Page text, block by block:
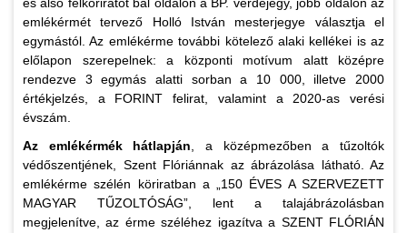
és alsó félköriratot bal oldalon a BP. verdejegy, jobb oldalon az
emlékérmét tervező Holló István mesterjegye választja el
egymástól. Az emlékérme további kötelező alaki kellékei is az
előlapon szerepelnek: a központi motívum alatt középre
rendezve 3 egymás alatti sorban a 10 000, illetve 2000
értékjelzés, a FORINT felirat, valamint a 2020-as verési
évszám.
Az emlékérmék hátlapján, a középmezőben a tűzoltók
védőszentjének, Szent Flóriánnak az ábrázolása látható. Az
emlékérme szélén köriratban a „150 ÉVES A SZERVEZETT
MAGYAR TŰZOLTÓSÁG”, lent a talajábrázolásban
megjelenítve, az érme széléhez igazítva a SZENT FLÓRIÁN